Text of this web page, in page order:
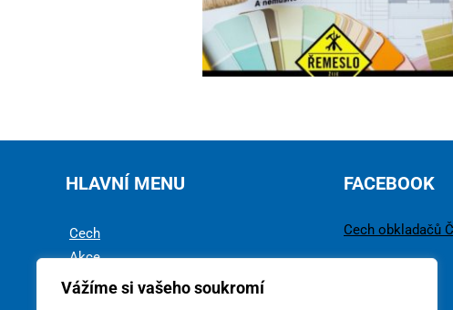
Vážíme si vašeho soukromí
HLAVNÍ MENU
Cech
Akce
Rady a tipy
FACEBOOK
Cech obkladačů